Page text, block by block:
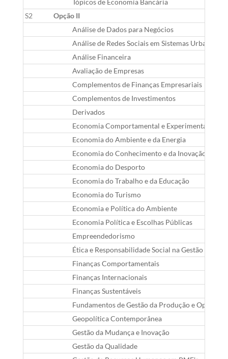
Tópicos de Economia Bancária
S2
Opção II
Análise de Dados para Negócios
Análise de Redes Sociais em Sistemas Urbanos
Análise Financeira
Avaliação de Empresas
Complementos de Finanças Empresariais
Complementos de Investimentos
Derivados
Economia Comportamental e Experimental
Economia do Ambiente e da Energia
Economia do Conhecimento e da Inovação
Economia do Desporto
Economia do Trabalho e da Educação
Economia do Turismo
Economia e Política do Ambiente
Economia Política e Escolhas Públicas
Empreendedorismo
Ética e Responsabilidade Social na Gestão
Finanças Comportamentais
Finanças Internacionais
Finanças Sustentáveis
Fundamentos de Gestão da Produção e
Geopolítica Contemporânea
Gestão da Mudança e Inovação
Gestão da Qualidade